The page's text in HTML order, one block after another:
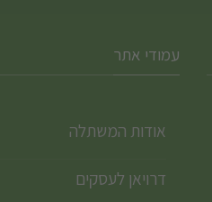
עמודי אתר
אודות המשתלה
דרויאן לעסקים